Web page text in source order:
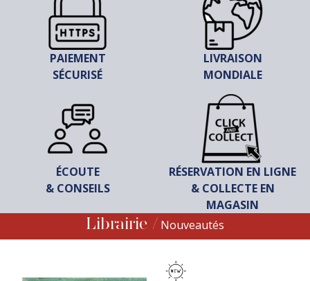
PAIEMENT
SÉCURISÉ
LIVRAISON
MONDIALE
ÉCOUTE
& CONSEILS
RÉSERVATION EN LIGNE
& COLLECTE EN
MAGASIN
Librairie Nouveautés